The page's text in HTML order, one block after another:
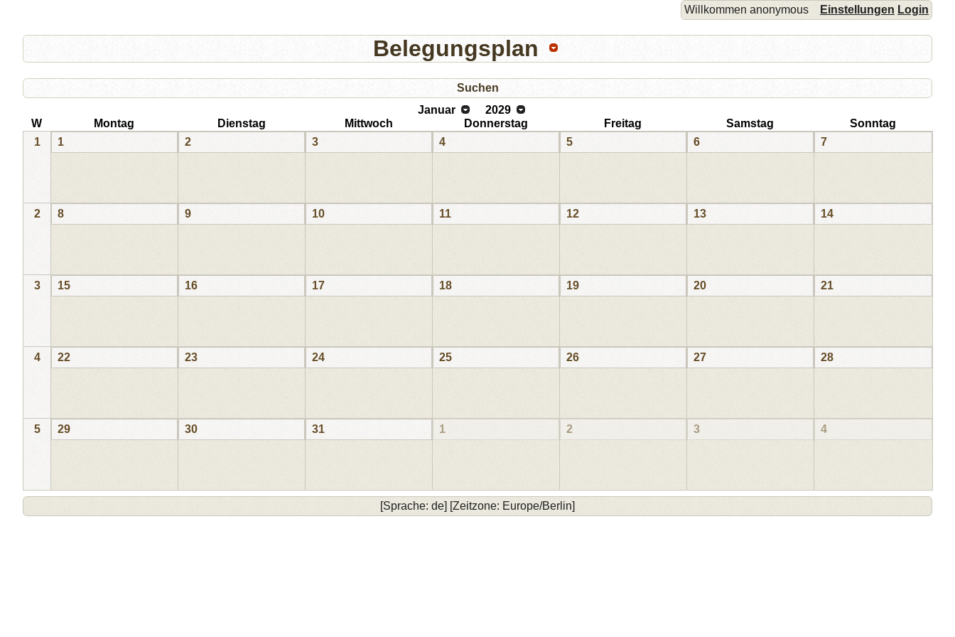
Willkommen anonymous Einstellungen Login
Belegungsplan
Suchen
Januar
2029
W
Montag Dienstag Mittwoch Donnerstag Freitag Samstag
Sonntag
1
1 2 3 4 5 6 7
2 8 9 10 11 12 13 14
3 15 16 17 18 19 20 21
4 22 23 24 25 26 27 28
5 29 30 31 1 2 3 4
[Sprache: de] [Zeitzone: Europe/Berlin]